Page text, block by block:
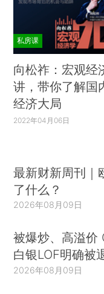
私房课
向松祚：宏观经
讲，带你了解国
经济大局
2022年04月06日
最新财新周刊｜
了什么？
2026年08月09日
被爆炒、高溢价
白银LOF明确被
2026年08月09日